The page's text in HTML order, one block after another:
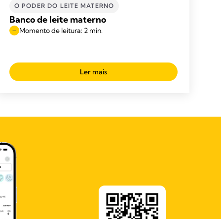
O PODER DO LEITE MATERNO
Banco de leite materno
Momento de leitura: 2 min.
Ler mais